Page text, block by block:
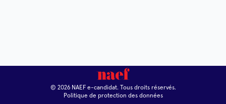
© 2026 NAEF e-candidat. Tous droits réservés.
Politique de protection des données